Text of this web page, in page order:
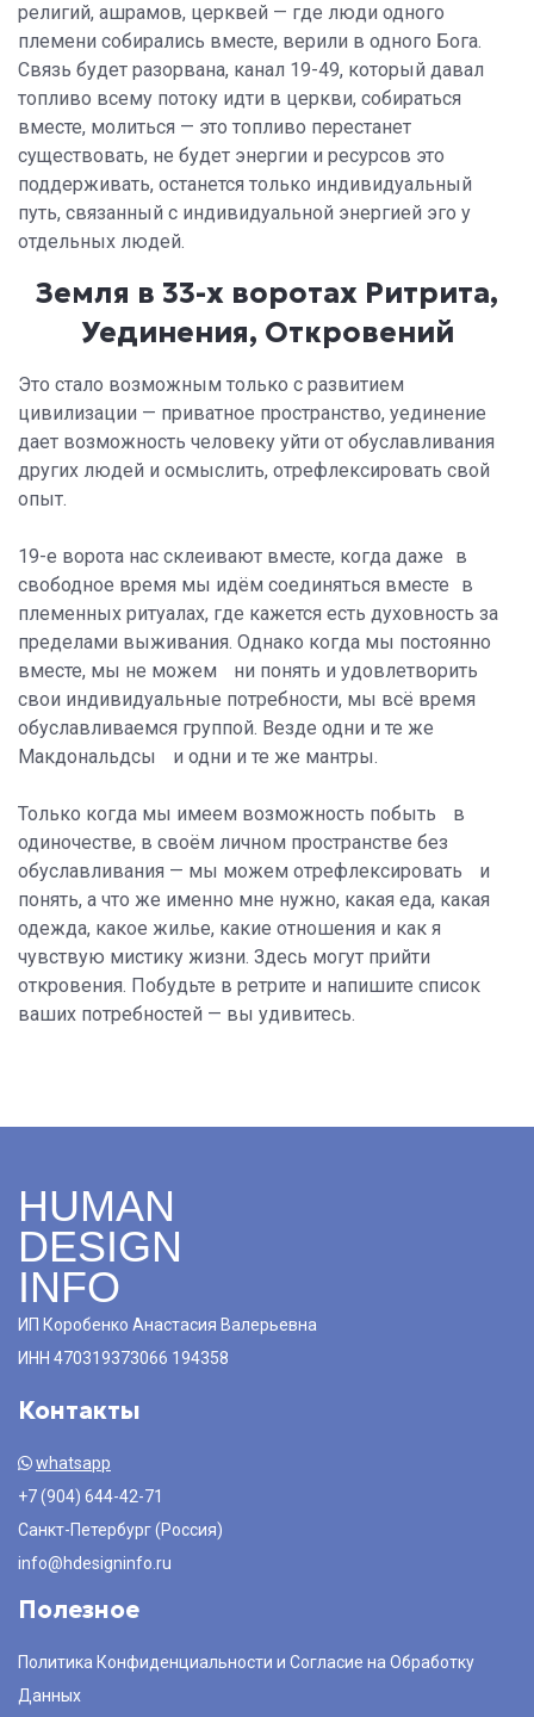
религий, ашрамов, церквей — где люди одного
племени собирались вместе, верили в одного Бога.
Связь будет разорвана, канал 19-49, который давал
топливо всему потоку идти в церкви, собираться
вместе, молиться — это топливо перестанет
существовать, не будет энергии и ресурсов это
поддерживать, останется только индивидуальный
путь, связанный с индивидуальной энергией эго у
отдельных людей.
Земля в 33-х воротах Ритрита,
Уединения, Откровений
Это стало возможным только с развитием
цивилизации — приватное пространство, уединение
дает возможность человеку уйти от обуславливания
других людей и осмыслить, отрефлексировать свой
опыт.
19-е ворота нас склеивают вместе, когда даже в
свободное время мы идём соединяться вместе в
племенных ритуалах, где кажется есть духовность за
пределами выживания. Однако когда мы постоянно
вместе, мы не можем ни понять и удовлетворить
свои индивидуальные потребности, мы всё время
обуславливаемся группой. Везде одни и те же
Макдональдсы и одни и те же мантры.
Только когда мы имеем возможность побыть в
одиночестве, в своём личном пространстве без
обуславливания — мы можем отрефлексировать и
понять, а что же именно мне нужно, какая еда, какая
одежда, какое жилье, какие отношения и как я
чувствую мистику жизни. Здесь могут прийти
откровения. Побудьте в ретрите и напишите список
ваших потребностей — вы удивитесь.
HUMAN
DESIGN
INFO
ИП Коробенко Анастасия Валерьевна
ИНН 470319373066 194358
Контакты
whatsapp
+7 (904) 644-42-71
Санкт-Петербург (Россия)
info@hdesigninfo.ru
Полезное
Политика Конфиденциальности и Согласие на Обработку
Данных